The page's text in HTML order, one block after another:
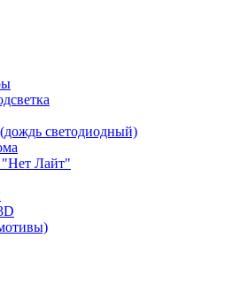
светодиодный)
"Нет Лайт"